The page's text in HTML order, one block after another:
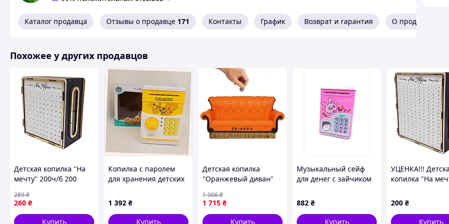
Каталог продавца Отзывы о продавце 171 Контакты График Возврат и гарантия О продавце
Похожее у других продавцов
Детская копилка "На
мечту" 200ч/б 200
окошком
260 ₴
289₴
Купить
Копилка с паролем
для хранения детских
1 392 ₴
Купить
Детская копилка
"Оранжевый диван"
серии "Друзья"
1 715 ₴
1 906₴
Купить
Музыкальный сейф
для денег с зайчиком
7HC1E43288
882 ₴
Купить
УЦЕНКА!!!
копилка "На
б-UC 365 дней,
белая с окошком
200 ₴
Купить